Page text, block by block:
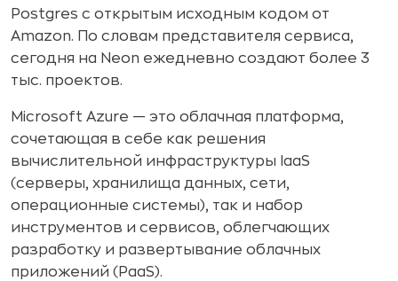
Postgres с открытым исходным кодом от
Amazon. По словам представителя сервиса,
сегодня на Neon ежедневно создают более 3
тыс. проектов.
Microsoft Azure — это облачная платформа,
сочетающая в себе как решения
вычислительной инфраструктуры IaaS
(серверы, хранилища данных, сети,
операционные системы), так и набор
инструментов и сервисов, облегчающих
разработку и развертывание облачных
приложений (PaaS).